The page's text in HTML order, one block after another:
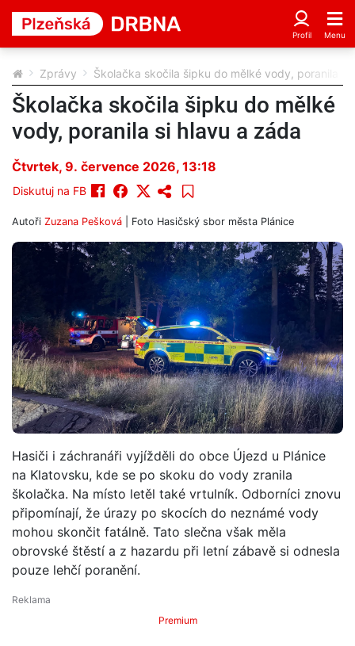
Zprávy Školačka skočila šipku do mělké vody, poranila si
Školačka skočila šipku do mělké
vody, poranila si hlavu a záda
Čtvrtek, 9. července 2026, 13:18
Diskutuj na FB
Autoři Zuzana Pešková | Foto Hasičský sbor města Plánice
Hasiči i záchranáři vyjížděli do obce Újezd u Plánice
na Klatovsku, kde se po skoku do vody zranila
školačka. Na místo letěl také vrtulník. Odborníci znovu
připomínají, že úrazy po skocích do neznámé vody
mohou skončit fatálně. Tato slečna však měla
obrovské štěstí a z hazardu při letní zábavě si odnesla
pouze lehčí poranění.
Premium